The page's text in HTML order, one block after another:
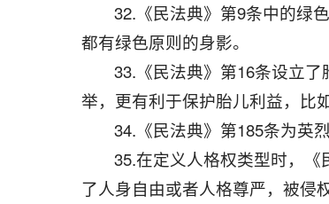
32.《民法典》第9条中的绿
都有绿色原则的身影。
33.《民法典》第16条设立
举，更有利于保护胎儿利益，比
34.《民法典》第185条为英
35.在定义人格权类型时，《
了人身自由或者人格尊严，被侵